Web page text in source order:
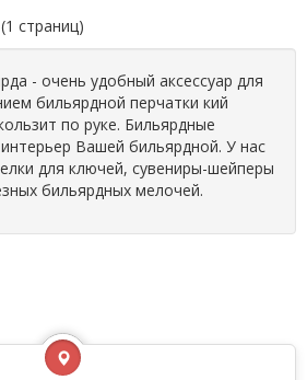
страниц)
- очень удобный аксессуар для
бильярдной перчатки кий
по руке. Бильярдные
Вашей бильярдной. У нас
для ключей, сувениры-шейперы
бильярдных мелочей.